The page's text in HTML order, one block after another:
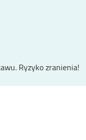
Ryzyko zranienia!